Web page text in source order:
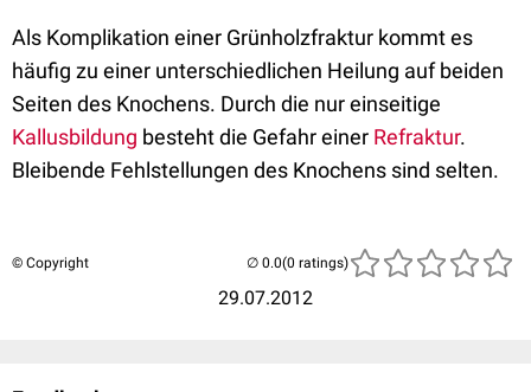
Als Komplikation einer Grünholzfraktur kommt es
häufig zu einer unterschiedlichen Heilung auf beiden
Seiten des Knochens. Durch die nur einseitige
Kallusbildung besteht die Gefahr einer Refraktur.
Bleibende Fehlstellungen des Knochens sind selten.
© Copyright
29.07.2012
(0 ratings)